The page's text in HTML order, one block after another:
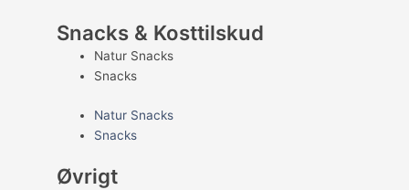
Snacks & Kosttilskud
Natur Snacks
Snacks
Natur Snacks
Snacks
Øvrigt